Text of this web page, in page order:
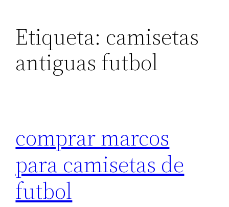
Etiqueta: camisetas
antiguas futbol
comprar marcos
para camisetas de
futbol